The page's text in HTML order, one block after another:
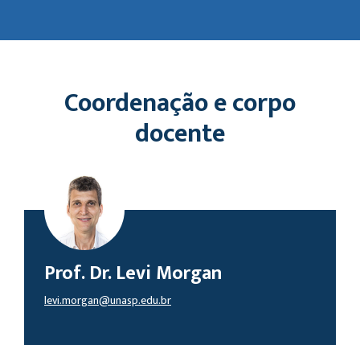
Coordenação e corpo
docente
Prof. Dr. Levi Morgan
levi.morgan@unasp.edu.br